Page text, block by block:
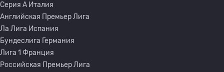
Серия A Италия
Английская Премьер Лига
Ла Лига Испания
Бундеслига Германия
Лига 1 Франция
Российская Премьер Лига